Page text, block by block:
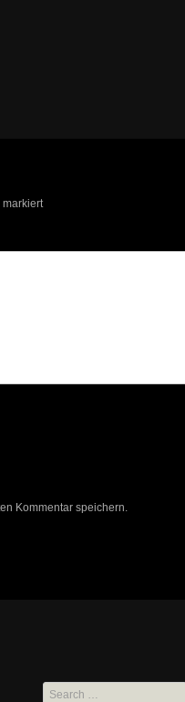
markiert
Kommentar speichern.